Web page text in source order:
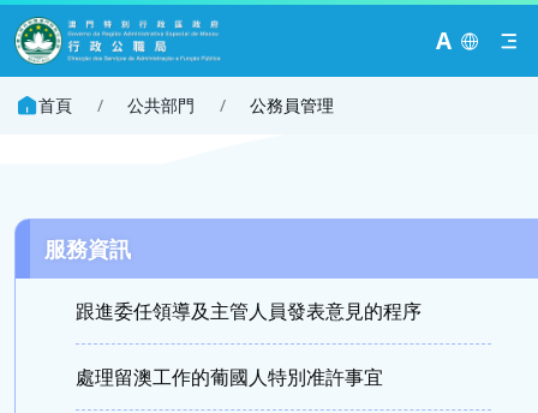
A
首頁 / 公共部門 / 公務員管理
服務資訊
跟進委任領導及主管人員發表意見的程序
處理留澳工作的葡國人特別准許事宜